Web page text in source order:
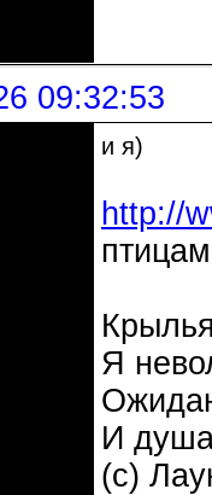
09:32:53
и я)
http://
Я
И
(с)